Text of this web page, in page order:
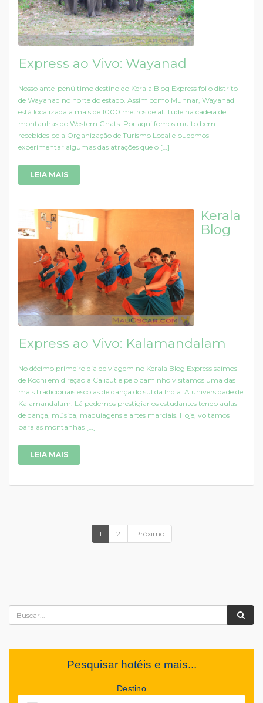
Express ao Vivo: Wayanad
Nosso ante-penúltimo destino do Kerala Blog Express foi o distrito
de Wayanad no norte do estado. Assim como Munnar, Wayanad
está localizada a mais de 1000 metros de altitude na cadeia de
montanhas do Western Ghats. Por aqui fomos muito bem
recebidos pela Organização de Turismo Local e pudemos
experimentar algumas das atrações que o […]
LEIA MAIS
Kerala
Blog
Express ao Vivo: Kalamandalam
No décimo primeiro dia de viagem no Kerala Blog Express saímos
de Kochi em direção a Calicut e pelo caminho visitamos uma das
mais tradicionais escolas de dança do sul da India. A universidade de
Kalamandalam. Lá podemos prestigiar os estudantes tendo aulas
de dança, música, maquiagens e artes marciais. Hoje, voltamos
para as montanhas […]
LEIA MAIS
1 2 Próximo
Pesquisar hotéis e mais...
Destino